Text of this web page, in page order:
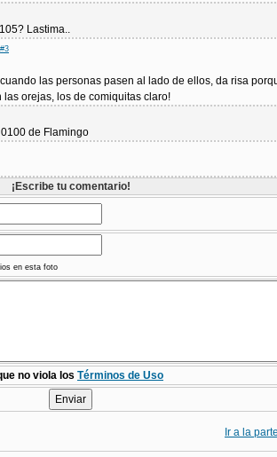
Lastima..
#3
las personas pasen al lado de ellos, da risa
orejas, los de comiquitas claro!
de Flamingo
¡Escribe tu comentario!
en esta foto
no viola los Términos de Uso
Ir a la